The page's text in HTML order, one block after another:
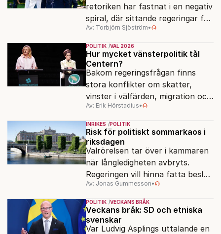
retoriken har fastnat i en negativ
spiral, där sittande regeringar får
klä skott för sådant som går
dåligt.
Av: Torbjörn Sjöström•
POLITIK VAL 2026
Hur mycket vänsterpolitik tål
Centern?
Bakom regeringsfrågan finns
stora konflikter om skatter,
vinster i välfärden, migration och
energi. Avståndet mellan C och
de rödgröna partierna är
fortfarande stort.
Av: Erik Hörstadius•
INRIKES POLITIK
Risk för politiskt sommarkaos i
riksdagen
Valrörelsen tar över i kammaren
när långledigheten avbryts.
Regeringen vill hinna fatta beslut
före valet – men oppositionen
ser sin chans att pressa
Tidösidan.
Av: Jonas Gummesson•
POLITIK VECKANS BRÅK
Veckans bråk: SD och etniska
svenskar
Var Ludvig Asplings uttalande en